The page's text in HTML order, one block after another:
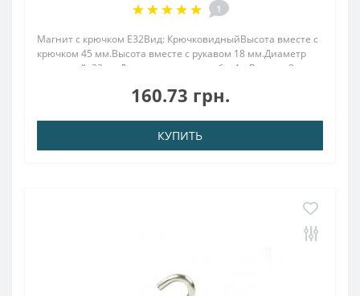
1
Магнит с крючком E32Вид: КрючковидныйВысота вместе с
крючком 45 мм.Высота вместе с рукавом 18 мм.Диаметр
наружный: 32 ммДиаметр внутр. резьба: 4.мВысота: 8
N38Сцепление прибл.: 30,00 к..
160.73 грн.
КУПИТЬ